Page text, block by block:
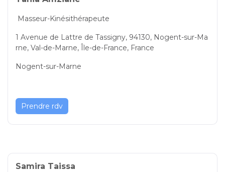
Masseur-Kinésithérapeute
1 Avenue de Lattre de Tassigny, 94130, Nogent-sur-Ma
rne, Val-de-Marne, Île-de-France, France
Nogent-sur-Marne
Prendre rdv
Samira Taissa